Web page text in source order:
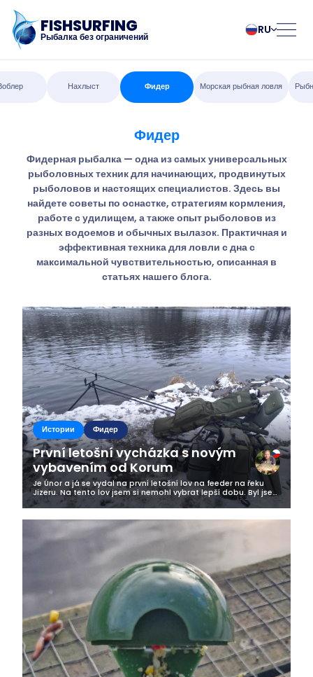
FISHSURFING
Рыбалка без ограничений
RU
български
Čeština
Deutsch
English
Español
Français
Italiano
Magyar
Nederlands
Norsk
Pусский
Slovenčina
Suomalainen
Svenska
Türk
Українська
Блог
О приложении
Fishsurfing
Business
Нахлыст Фидер Морская рыбная ловля
Фидер
Фидерная рыбалка — одна из самых универсальных
рыболовных техник для начинающих, продвинутых
рыболовов и настоящих специалистов. Здесь вы
найдете советы по оснастке, стратегиям кормления,
работе с удилищем, а также опыт рыболовов из
разных водоемов и обычных вылазок. Практичная и
эффективная техника для ловли с дна с
максимальной чувствительностью, описанная в
статьях нашего блога.
Истории Фидер
První letošní vycházka s novým
vybavením od Korum
Je Únor a já se vydal na první letošní lov na feeder na řeku
Jizeru. Na tento lov jsem si nemohl vybrat lepší dobu. Byl jsem
po noční směně a přede mnou byla odpolední šichta. Ale kdy
jindy se...